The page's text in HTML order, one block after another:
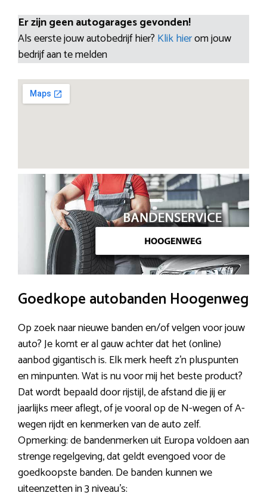
Er zijn geen autogarages gevonden!
Als eerste jouw autobedrijf hier? Klik hierom jouw
bedrijf aan te melden
Goedkope autobanden Hoogenweg
Op zoek naar nieuwe banden en/of velgen voor jouw
auto? Je komt er al gauw achter dat het (online)
aanbod gigantisch is. Elk merk heeft z’n pluspunten
en minpunten. Wat is nu voor mij het beste product?
Dat wordt bepaald door rijstijl, de afstand die jij er
jaarlijks meer aflegt, of je vooral op de N-wegen of A-
wegen rijdt en kenmerken van de auto zelf.
Opmerking: de bandenmerken uit Europa voldoen aan
strenge regelgeving, dat geldt evengoed voor de
goedkoopste banden. De banden kunnen we
uiteenzetten in 3 niveau’s: